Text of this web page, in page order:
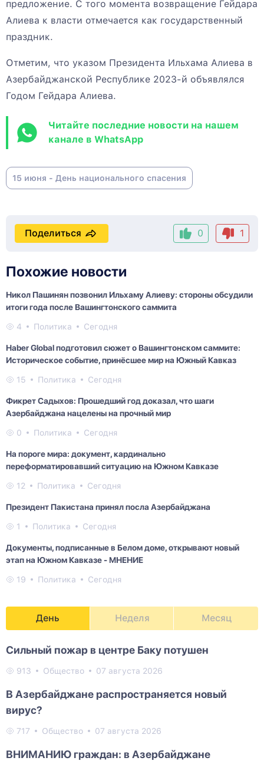
предложение. С того момента возвращение Гейдара
Алиева к власти отмечается как государственный
праздник.
Отметим, что указом Президента Ильхама Алиева в
Азербайджанской Республике 2023-й объявлялся
Годом Гейдара Алиева.
Читайте последние новости на нашем
канале в WhatsApp
15 июня - День национального спасения
0 1
Поделиться
Похожие новости
Никол Пашинян позвонил Ильхаму Алиеву: стороны обсудили
итоги года после Вашингтонского саммита
4 Политика Сегодня
Haber Global подготовил сюжет о Вашингтонском саммите:
Историческое событие, принёсшее мир на Южный Кавказ
15 Политика Сегодня
Фикрет Садыхов: Прошедший год доказал, что шаги
Азербайджана нацелены на прочный мир
0 Политика Сегодня
На пороге мира: документ, кардинально
переформатировавший ситуацию на Южном Кавказе
12 Политика Сегодня
Президент Пакистана принял посла Азербайджана
1 Политика Сегодня
Документы, подписанные в Белом доме, открывают новый
этап на Южном Кавказе - МНЕНИЕ
19 Политика Сегодня
День Неделя Месяц
Сильный пожар в центре Баку потушен
913 Общество 07 августа 2026
В Азербайджане распространяется новый
вирус?
717 Общество 07 августа 2026
ВНИМАНИЮ граждан: в Азербайджане